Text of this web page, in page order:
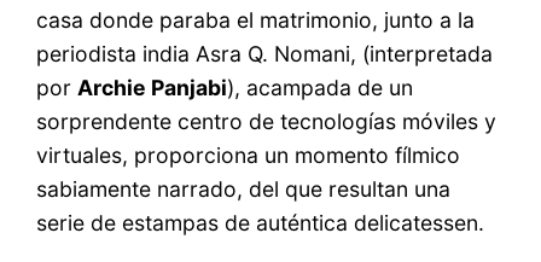
casa donde paraba el matrimonio, junto a la
periodista india Asra Q. Nomani, (interpretada
por Archie Panjabi), acampada de un
sorprendente centro de tecnologías móviles y
virtuales, proporciona un momento fílmico
sabiamente narrado, del que resultan una
serie de estampas de auténtica delicatessen.